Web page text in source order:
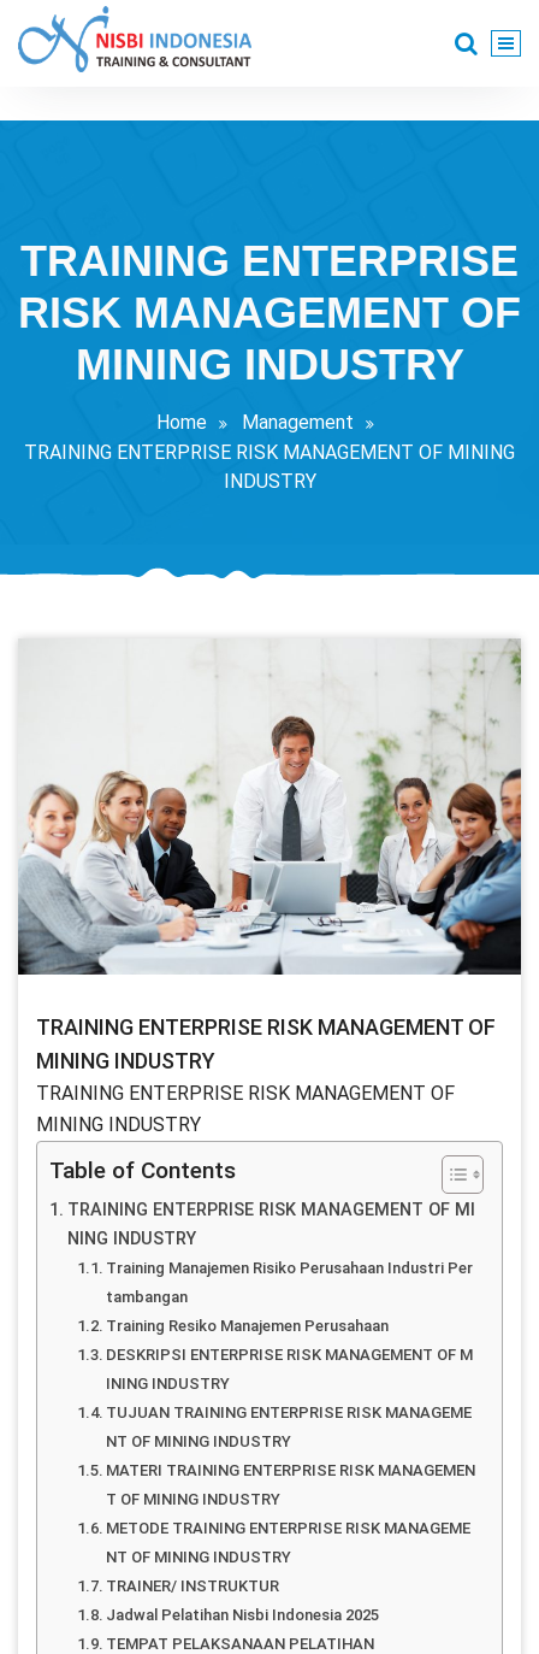
content
TRAINING ENTERPRISE
RISK MANAGEMENT OF
MINING INDUSTRY
Home
Management
TRAINING ENTERPRISE RISK MANAGEMENT OF MINING
INDUSTRY
TRAINING ENTERPRISE RISK MANAGEMENT OF
MINING INDUSTRY
TRAINING ENTERPRISE RISK MANAGEMENT OF
MINING INDUSTRY
Table of Contents
TRAINING ENTERPRISE RISK MANAGEMENT OF MI
NING INDUSTRY
Training Manajemen Risiko Perusahaan Industri Per
tambangan
Training Resiko Manajemen Perusahaan
DESKRIPSI ENTERPRISE RISK MANAGEMENT OF M
INING INDUSTRY
TUJUAN TRAINING ENTERPRISE RISK MANAGEME
NT OF MINING INDUSTRY
MATERI TRAINING ENTERPRISE RISK MANAGEMEN
T OF MINING INDUSTRY
METODE TRAINING ENTERPRISE RISK MANAGEME
NT OF MINING INDUSTRY
TRAINER/ INSTRUKTUR
Jadwal Pelatihan Nisbi Indonesia 2025
TEMPAT PELAKSANAAN PELATIHAN